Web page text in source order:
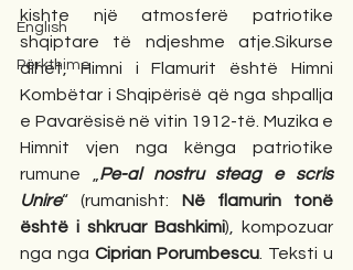
English
Përkthime
kishte një atmosferë patriotike
shqiptare të ndjeshme atje.Sikurse
dihet, Himni i Flamurit është Himni
Kombëtar i Shqipërisë që nga shpallja
e Pavarësisë në vitin 1912-të. Muzika e
Himnit vjen nga kënga patriotike
rumune „Pe-al nostru steag e scris
Unire“ (rumanisht: Në flamurin tonë
është i shkruar Bashkimi), kompozuar
nga nga Ciprian Porumbescu. Teksti u